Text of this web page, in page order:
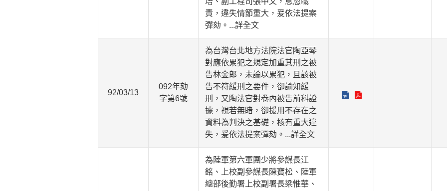
責，違失情節重大，爰依法提案
彈劾。 ...詳全文
92/03/13
092年劾
字第6號
為台灣台北地方法院法官陶亞琴
對應依累犯之規定加重其刑之被
告林金郎，未論以累犯，且該被
告不符緩刑之要件，卻諭知緩
刑，又陶法官對卷內被告前科證
據，視若無睹，卻援用不存在之
資料為判決之基礎，核有重大違
失，爰依法提案彈劾。 ...詳全文
為陸軍第六軍團少將參謀長江
銘、上校副參謀長陳寶松、陸軍
總部後勤署上校副署長梁惟華、